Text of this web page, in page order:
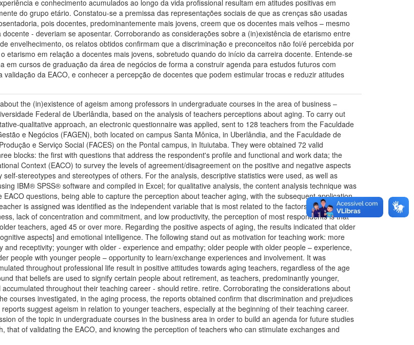
e conhecimento acumulados ao longo da vida profissional resultam em atitudes positivas em
do grupo etário. Constatou-se a premissa das representações sociais de que as crenças são usadas
pois docentes, predominantemente mais jovens, creem que os docentes mais velhos – mesmo
- deveriam se aposentar. Corroborando as considerações sobre a (in)existência de etarismo entre
envelhecimento, os relatos obtidos confirmam que a discriminação e preconceitos não foi/é percebida por
etarismo em relação a docentes mais jovens, sobretudo quando do início da carreira docente. Entende-se
em cursos de graduação da área de negócios de forma a construir agenda para estudos futuros com
da EACO, e conhecer a percepção de docentes que podem estimular trocas e reduzir atitudes
the (in)existence of ageism among professors in undergraduate courses in the area of business –
Federal de Uberlândia, based on the analysis of teachers perceptions about aging. To carry out
qualitative approach, an electronic questionnaire was applied, sent to 128 teachers from the Faculdade
e Negócios (FAGEN), both located on campus Santa Mônica, in Uberlândia, and the Faculdade de
e Serviço Social (FACES) on the Pontal campus, in Ituiutaba. They were obtained 72 valid
blocks: the first with questions that address the respondent's profile and functional and work data; the
Context (EACO) to survey the levels of agreement/disagreement on the positive and negative aspects
stereotypes and stereotypes of others. For the analysis, descriptive statistics were used, as well as
IBM® SPSS® software and compiled in Excel; for qualitative analysis, the content analysis technique was
questions, being able to capture the perception about teacher aging, with the subsequent application
is assigned was identified as the independent variable that is most related to the factors. Regarding
lack of concentration and commitment, and low productivity, the perception of most respondents is that
teachers, aged 45 or over more. Regarding the positive aspects of aging, the results indicated that older
aspects] and emotional intelligence. The following stand out as motivation for teaching work: more
receptivity; younger with older - experience and empathy; older people with older people – experience,
people with younger people – opportunity to learn/exchange experiences and involvement. It was
throughout professional life result in positive attitudes towards aging teachers, regardless of the age
that beliefs are used to signify certain people about retirement, as teachers, predominantly younger,
throughout their teaching career - should retire. retire. Corroborating the considerations about
courses investigated, in the aging process, the reports obtained confirm that discrimination and prejudices
suggest ageism in relation to younger teachers, especially at the beginning of their teaching career.
of the topic in undergraduate courses in the business area in order to build an agenda for future studies
that of validating the EACO, and knowing the perception of teachers who can stimulate exchanges and